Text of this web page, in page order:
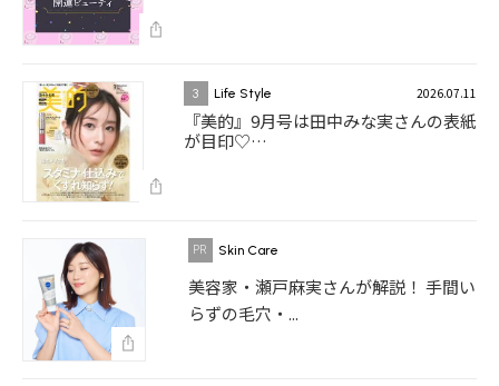
3 Life Style 2026.07.11
『美的』9月号は田中みな実さんの表紙
が目印♡…
Skin Care
美容家・瀬戸麻実さんが解説！ 手間い
らずの毛穴・...